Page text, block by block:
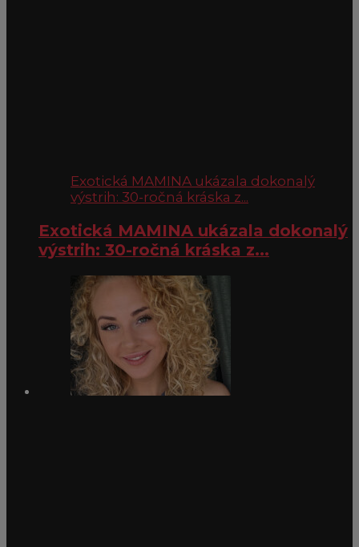
Exotická MAMINA ukázala dokonalý
výstrih: 30-ročná kráska z...
Exotická MAMINA ukázala dokonalý
výstrih: 30-ročná kráska z...